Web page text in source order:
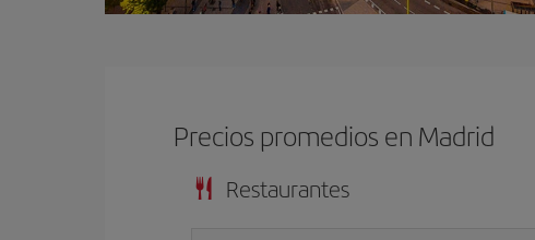
Precios promedios en Madrid
Restaurantes